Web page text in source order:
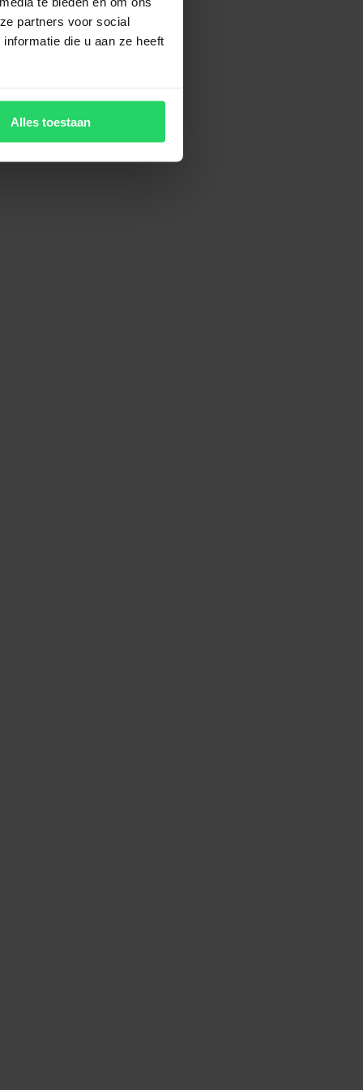
partners voor social
die u aan ze heeft
Alles toestaan